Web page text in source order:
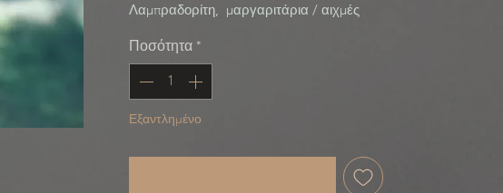
Λαμπραδορίτη, μαργαριτάρια / αιχμές
Συλλογή Alien Child
Ποσότητα *
Εξαντλημένο